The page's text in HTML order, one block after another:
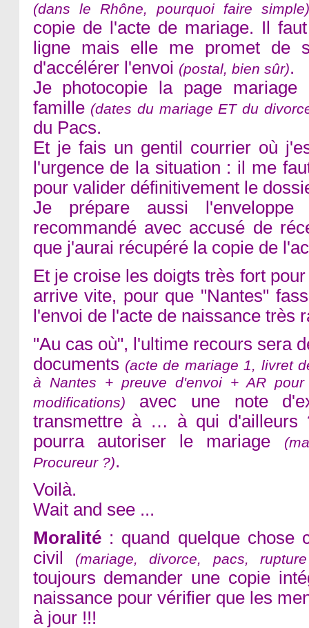
(dans le Rhône, pourquoi faire simple)
copie de l'acte de mariage. Il
ligne mais elle me promet de
d'accélérer l'envoi (postal, bien sûr).
Je photocopie la page
famille (dates du mariage ET du
du Pacs.
Et je fais un gentil courrier où
l'urgence de la situation : il me
pour valider définitivement le
Je prépare aussi
recommandé avec accusé de
que j'aurai récupéré la copie de
Et je croise les doigts très fort
arrive vite, pour que "Nantes"
l'envoi de l'acte de naissance très
"Au cas où", l'ultime recours sera
documents (acte de mariage 1, livret
à Nantes + preuve d'envoi + AR
modifications)
avec une note
transmettre à … à qui
pourra autoriser le mariage
Procureur ?).
Voilà.
Wait and see ...
Moralité: quand quelque chose
civil
(mariage, divorce, pacs,
toujours demander une copie
naissance pour vérifier que les
à jour !!!